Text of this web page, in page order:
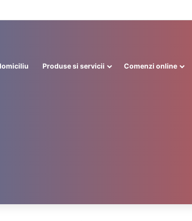
Produse si servicii Comenzi online